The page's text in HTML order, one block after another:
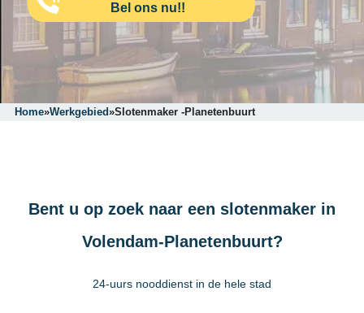
Bel ons nu!!
Home»Werkgebied»Slotenmaker -Planetenbuurt
Bent u op zoek naar een slotenmaker in
Volendam-Planetenbuurt?
24-uurs nooddienst in de hele stad